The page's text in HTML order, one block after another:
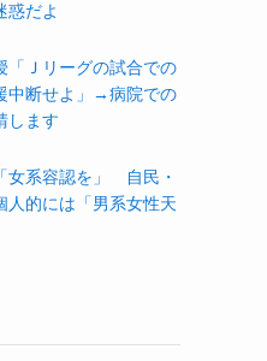
惑だよ
「Ｊリーグの試合での
中断せよ」→病院での
します
女系容認を」 自民・
的には「男系女性天